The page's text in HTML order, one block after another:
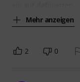
Mehr anzeigen
2 0